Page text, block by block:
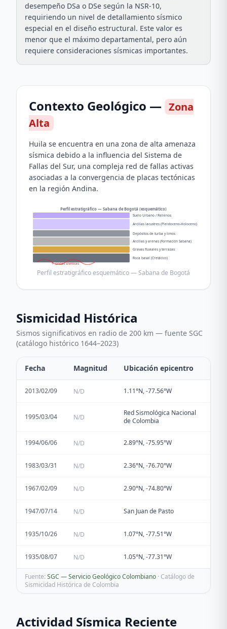
desempeño DSa o DSe según la NSR-10,
requiriendo un nivel de detallamiento sísmico
especial en el diseño estructural. Este valor es
menor que el máximo departamental, pero aún
requiere consideraciones sísmicas importantes.
Contexto Geológico — Zona
Alta
Huila se encuentra en una zona de alta amenaza
sísmica debido a la influencia del Sistema de
Fallas del Sur, una compleja red de fallas activas
asociadas a la convergencia de placas tectónicas
en la región Andina.
Perfil estratigráfico — Sabana de Bogotá (esquemático)
Suelo Urbano / Rellenos
Arcillas lacustres (Pleistoceno-Holoceno)
Depósitos de turba y limos
Arcillas y arenas (Formación Sabana)
Gravas fluviales y terrazas
Roca basal (Cretácico)
↑ ondas sísmicas
Perfil estratigráfico esquemático — Sabana de Bogotá
Sismicidad Histórica
Sismos significativos en radio de 200 km — fuente SGC
(catálogo histórico 1644–2023)
Fecha Magnitud Ubicación epicentro
2013/02/09 N/D 1.11°N, -77.56°W
1995/03/04 N/D
Red Sismológica Nacional
de Colombia
1994/06/06 N/D 2.89°N, -75.95°W
1983/03/31 N/D 2.36°N, -76.70°W
1967/02/09 N/D 2.90°N, -74.80°W
1947/07/14 N/D San Juan de Pasto
1935/10/26 N/D 1.07°N, -77.51°W
1935/08/07 N/D 1.05°N, -77.31°W
Fuente: SGC — Servicio Geológico Colombiano · Catálogo de
Sismicidad Histórica de Colombia
Actividad Sísmica Reciente